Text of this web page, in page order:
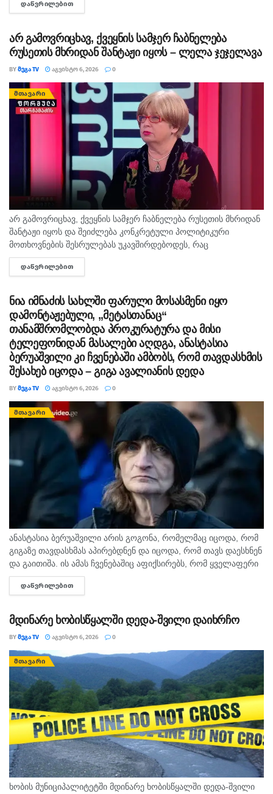
ამო­ას­ვე­ნა. დე­დის სამ­ძებ­რო-სა­მაშ­ვე­ლო სა­მუ­შა­ო­ე­ბი ამ დრომ­
ᲓᲐᲬᲕᲠᲘᲚᲔᲑᲘᲗ
არ გამოვრიცხავ, ქვეყნის სამჯერ ჩაბნელება
რუსეთის მხრიდან შანტაჟი იყოს – ლელა ჯეჯელავა
BYᲛᲔᲒᲐ TV ᲐᲒᲕᲘᲡᲢᲝ 6, 2026 0
ᲛᲗᲐᲕᲐᲠᲘ
არ გამოვრიცხავ, ქვეყნის სამჯერ ჩაბნელება რუსეთის მხრიდან
შანტაჟი იყოს და შეიძლება კონკრეტული პოლიტიკური
მოთხოვნების შესრულებას უკავშირდებოდეს, რაც
ხელისუფლებისთვის ძნელად ასახსნელია საზოგადოებისთვის.
ვფიქრობ, ეს მოთხოვნები უფრო ოკუპირებულ რეგიონებს უნდა
ᲓᲐᲬᲕᲠᲘᲚᲔᲑᲘᲗ
ნია იმნაძის სახლში ფარული მოსასმენი იყო
დამონტაჟებული, „მეტასთანაც“
თანამშრომლობდა პროკურატურა და მისი
ტელეფონიდან მასალები აღდგა, ანასტასია
ბერუაშვილი კი ჩვენებაში ამბობს, რომ თავდასხმის
შესახებ იცოდა – გიგა ავალიანის დედა
BYᲛᲔᲒᲐ TV ᲐᲒᲕᲘᲡᲢᲝ 6, 2026 0
ᲛᲗᲐᲕᲐᲠᲘ
ანასტასია ბერუაშვილი არის გოგონა, რომელმაც იცოდა, რომ
გიგაზე თავდასხმას აპირებდნენ და იცოდა, რომ თავს დაესხნენ
და გაითიშა. ის ამას ჩვენებაშიც აფიქსირებს, რომ ყველაფერი
იცოდა, - ამის შესახებ მოკლული მასწავლებლის, გიგა
ავალიანის...
ᲓᲐᲬᲕᲠᲘᲚᲔᲑᲘᲗ
მდინარე ხობისწყალში დედა-შვილი დაიხრჩო
BYᲛᲔᲒᲐ TV ᲐᲒᲕᲘᲡᲢᲝ 6, 2026 0
ᲛᲗᲐᲕᲐᲠᲘ
ხობის მუნიციპალიტეტში მდინარე ხობისწყალში დედა-შვილი